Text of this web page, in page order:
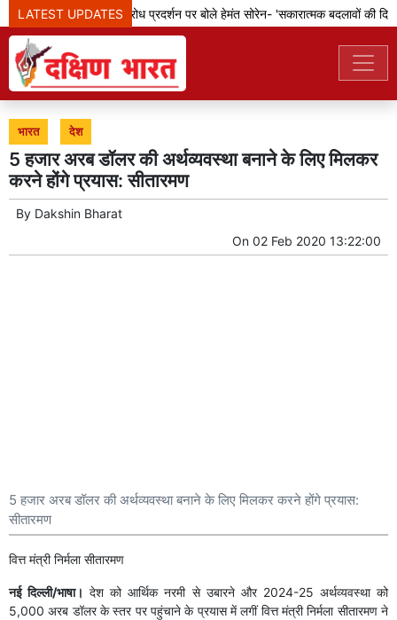
LATEST UPDATES
झारखंड: छात्रों के विरोध प्रदर्शन पर बोले हेमंत सोरेन- 'सकारात्मक बदलावों की दिशा
भारत देश
5 हजार अरब डॉलर की अर्थव्यवस्था बनाने के लिए मिलकर
करने होंगे प्रयास: सीतारमण
By Dakshin Bharat
On 02 Feb 2020 13:22:00
5 हजार अरब डॉलर की अर्थव्यवस्था बनाने के लिए मिलकर करने होंगे प्रयास:
सीतारमण
वित्त मंत्री निर्मला सीतारमण
नई दिल्ली/भाषा। देश को आर्थिक नरमी से उबारने और 2024-25 अर्थव्यवस्था को
5,000 अरब डॉलर के स्तर पर पहुंचाने के प्रयास में लगीं वित्त मंत्री निर्मला सीतारमण ने